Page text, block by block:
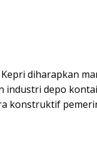
diharapkan
depo
konstruktif